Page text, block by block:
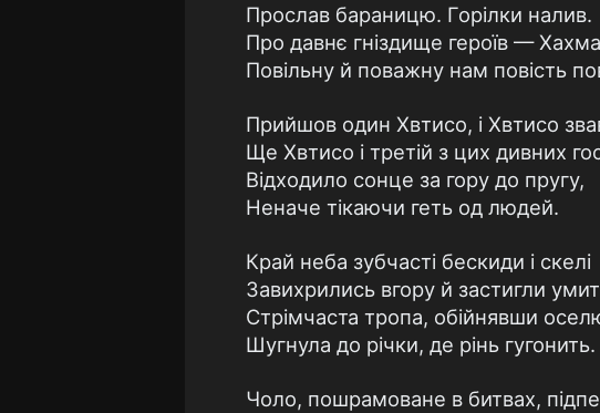
Прослав бараницю. Горілки налив.
Про давнє гніздище героїв —
Повільну й поважну нам повість
Прийшов один Хвтисо, і Хвтисо
Ще Хвтисо і третій з цих дивних
Відходило сонце за гору до пругу,
Неначе тікаючи геть од людей.
Край неба зубчасті бескиди і скелі
Завихрились вгору й застигли
Стрімчаста тропа, обійнявши
Шугнула до річки, де рінь гугонить.
Чоло, пошрамоване в битвах,